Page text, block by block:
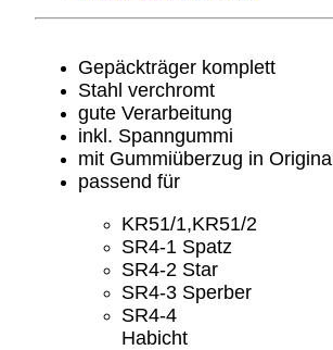
Gepäckträger komplett
Stahl verchromt
gute Verarbeitung
inkl. Spanngummi
mit Gummiüberzug in
passend für
KR51/1,KR51/2
SR4-1 Spatz
SR4-2 Star
SR4-3 Sperber
SR4-4
Habicht